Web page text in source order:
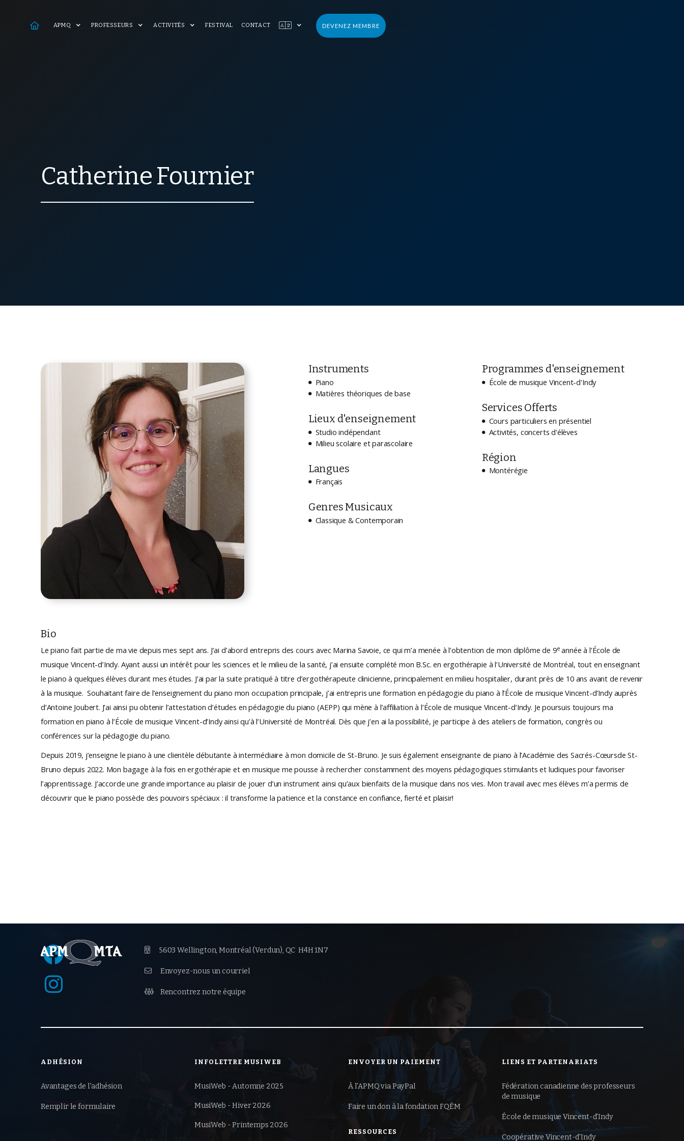
 APMQ PROFESSEURS ACTIVITÉS FESTIVAL CONTACT  DEVENEZ MEMBRE
CatherineFournier
Instruments
 Piano
 Matières théoriques de base
Lieux d'enseignement
 Studio indépendant
 Milieu scolaire et parascolaire
Langues
 Français
Genres Musicaux
 Classique & Contemporain
Programmes d'enseignement
 École de musique Vincent-d'Indy
Services Offerts
 Cours particuliers en présentiel
 Activités, concerts d'élèves
Région
 Montérégie
Bio
Le piano fait partie de ma vie depuis mes sept ans. J’ai d’abord entrepris des cours avec Marina Savoie, ce qui m’a menée à l’obtention de mon diplôme de 9e année à l’École de
musique Vincent-d’Indy. Ayant aussi un intérêt pour les sciences et le milieu de la santé, j’ai ensuite complété mon B.Sc. en ergothérapie à l’Université de Montréal, tout en enseignant
le piano à quelques élèves durant mes études. J’ai par la suite pratiqué à titre d’ergothérapeute clinicienne, principalement en milieu hospitalier, durant près de 10 ans avant de revenir
à la musique. Souhaitant faire de l’enseignement du piano mon occupation principale, j’ai entrepris une formation en pédagogie du piano à l’École de musique Vincent-d’Indy auprès
d’Antoine Joubert. J’ai ainsi pu obtenir l’attestation d’études en pédagogie du piano (AEPP) qui mène à l’affiliation à l’École de musique Vincent-d’Indy. Je poursuis toujours ma
formation en piano à l’École de musique Vincent-d’Indy ainsi qu’à l’Université de Montréal. Dès que j’en ai la possibilité, je participe à des ateliers de formation, congrès ou
conférences sur la pédagogie du piano.
Depuis 2019, j’enseigne le piano à une clientèle débutante à intermédiaire à mon domicile de St-Bruno. Je suis également enseignante de piano à l’Académie des Sacrés-Cœursde St-
Bruno depuis 2022. Mon bagage à la fois en ergothérapie et en musique me pousse à rechercher constamment des moyens pédagogiques stimulants et ludiques pour favoriser
l’apprentissage. J’accorde une grande importance au plaisir de jouer d’un instrument ainsi qu’aux bienfaits de la musique dans nos vies. Mon travail avec mes élèves m’a permis de
découvrir que le piano possède des pouvoirs spéciaux : il transforme la patience et la constance en confiance, fierté et plaisir!
 5603 Wellington, Montréal (Verdun), QC H4H 1N7
 Envoyez-nous un courriel
 Rencontrez notre équipe


ADHÉSION
Avantages de l'adhésion
Remplir le formulaire
INFOLETTRE MUSIWEB
MusiWeb - Automne 2025
MusiWeb - Hiver 2026
MusiWeb - Printemps 2026
ENVOYER UN PAIEMENT
À l'APMQ via PayPal
Faire un don à lafondation FQÉM
RESSOURCES
LIENS ET PARTENARIATS
Fédération canadienne des professeurs
de musique
École de musique Vincent-d'Indy
Coopérative Vincent-d'Indy